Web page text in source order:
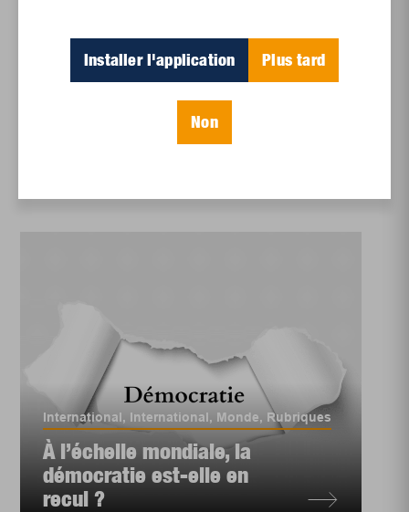
International,International,Monde , Rubriques
Il y a 15 ans, le séisme
International, International, Monde, Rubriques
À l’échelle mondiale, la
démocratie est-elle en
recul ?
Installer l'application Plus tard
Non